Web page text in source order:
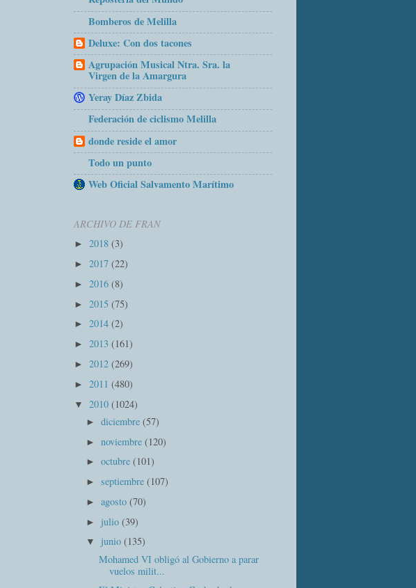
Bomberos de Melilla
Deluxe: Con dos tacones
Agrupación Musical Ntra. Sra. la
Virgen de la Amargura
Yeray Díaz Zbida
Federación de ciclismo Melilla
donde reside el amor
Todo un punto
Web Oficial Salvamento Marítimo
ARCHIVO DE FRAN
► 2018 (3)
► 2017 (22)
► 2016 (8)
► 2015 (75)
► 2014 (2)
► 2013 (161)
► 2012 (269)
► 2011 (480)
▼ 2010 (1024)
►diciembre(57)
►noviembre(120)
►octubre(101)
►septiembre(107)
►agosto(70)
► julio(39)
▼ junio(135)
Mohamed VI obligó al Gobierno a parar
vuelos milit...